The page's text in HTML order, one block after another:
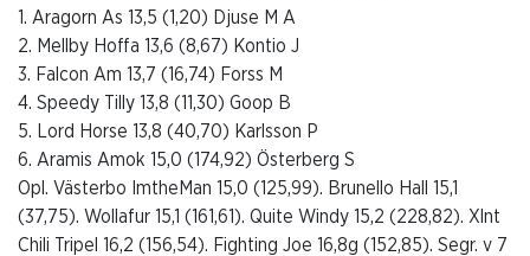
1. Aragorn As 13,5 (1,20) Djuse M A
2. Mellby Hoffa 13,6 (8,67) Kontio J
3. Falcon Am 13,7 (16,74) Forss M
4. Speedy Tilly 13,8 (11,30) Goop B
5. Lord Horse 13,8 (40,70) Karlsson P
6. Aramis Amok 15,0 (174,92) Österberg S
Opl. Västerbo ImtheMan 15,0 (125,99). Brunello Hall 15,1
(37,75). Wollafur 15,1 (161,61). Quite Windy 15,2 (228,82). Xlnt
Chili Tripel 16,2 (156,54). Fighting Joe 16,8g (152,85). Segr. v 7